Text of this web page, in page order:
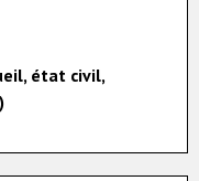
état civil,